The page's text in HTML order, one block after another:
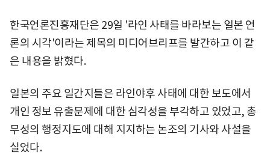
한국언론진흥재단은 29일 '라인 사태를 바라보는 일본 언
론의 시각'이라는 제목의 미디어브리프를 발간하고 이 같
은 내용을 밝혔다.
일본의 주요 일간지들은 라인야후 사태에 대한 보도에서
개인 정보 유출문제에 대한 심각성을 부각하고 있었고, 총
무성의 행정지도에 대해 지지하는 논조의 기사와 사설을
실었다.